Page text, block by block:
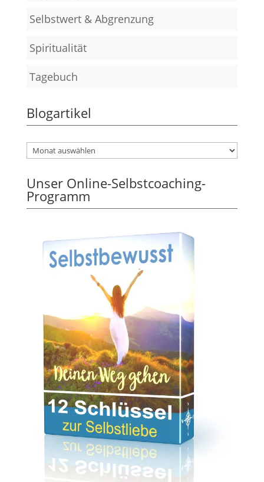
Selbstwert & Abgrenzung
Spiritualität
Tagebuch
Blogartikel
Unser Online-Selbstcoaching-
Programm